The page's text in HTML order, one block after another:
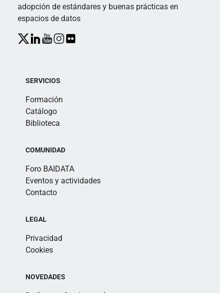
adopción de estándares y buenas prácticas en
espacios de datos
SERVICIOS
Formación
Catálogo
Biblioteca
COMUNIDAD
Foro BAIDATA
Eventos y actividades
Contacto
LEGAL
Privacidad
Cookies
NOVEDADES